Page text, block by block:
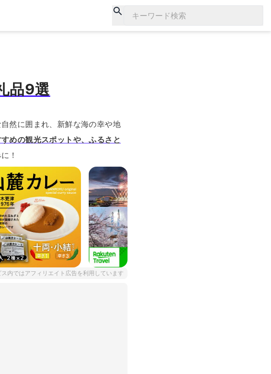
キーワード検索
品9選
然に囲まれ、新鮮な海の幸や地
めの観光スポットや、ふるさと
！
内ではアフィリエイト広告を利用しています